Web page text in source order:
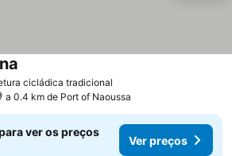
cicládica tradicional
a 0.4 km de Port of Naoussa
ver os preços
Ver preços